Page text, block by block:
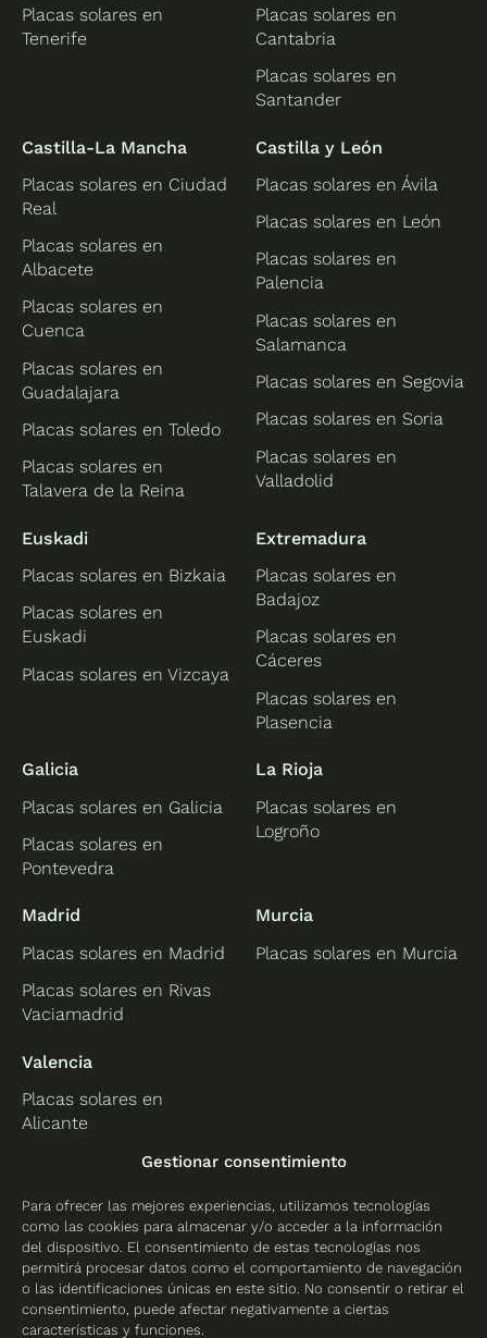
Gestionar consentimiento
Para ofrecer las mejores experiencias, utilizamos tecnologías
como las cookies para almacenar y/o acceder a la información
del dispositivo. El consentimiento de estas tecnologías nos
permitirá procesar datos como el comportamiento de navegación
o las identificaciones únicas en este sitio. No consentir o retirar el
consentimiento, puede afectar negativamente a ciertas
características y funciones.
Placas solares en
Tenerife
Placas solares en
Cantabria
Placas solares en
Santander
Castilla-La Mancha
Placas solares en Ciudad
Real
Placas solares en
Albacete
Placas solares en
Cuenca
Placas solares en
Guadalajara
Placas solares en Toledo
Placas solares en
Talavera de la Reina
Castilla y León
Placas solares en Ávila
Placas solares en León
Placas solares en
Palencia
Placas solares en
Salamanca
Placas solares en Segovia
Placas solares en Soria
Placas solares en
Valladolid
Euskadi
Placas solares en Bizkaia
Placas solares en
Euskadi
Placas solares en Vizcaya
Extremadura
Placas solares en
Badajoz
Placas solares en
Cáceres
Placas solares en
Plasencia
Galicia
Placas solares en Galicia
Placas solares en
Pontevedra
La Rioja
Placas solares en
Logroño
Madrid
Placas solares en Madrid
Placas solares en Rivas
Vaciamadrid
Murcia
Placas solares en Murcia
Valencia
Placas solares en
Alicante
Placas solares en
Placas solares en
Valencia